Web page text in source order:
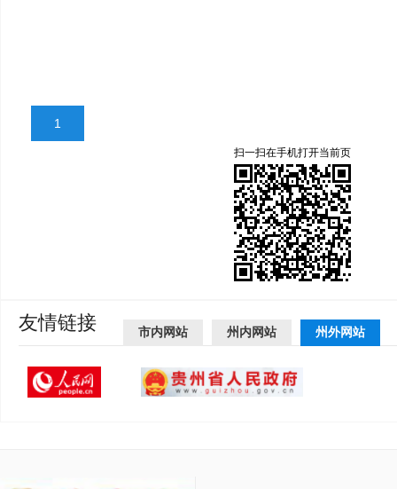
1
扫一扫在手机打开当前页
友情链接 市内网站 州内网站 州外网站